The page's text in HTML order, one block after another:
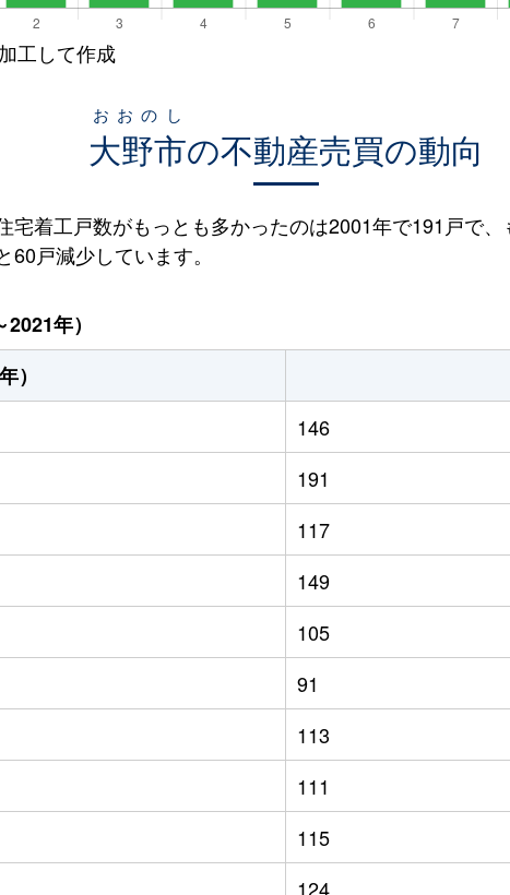
工して作成
大野市
おおのし
の不動産売買の動向
宅着工戸数がもっとも多かったのは2001年で191戸で
戸減少しています。
年）
）
146
191
117
149
105
91
113
111
115
124